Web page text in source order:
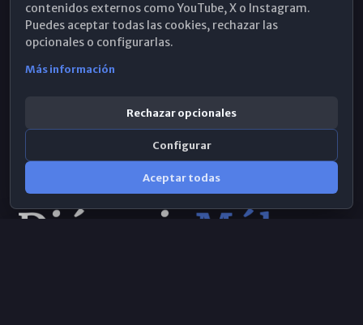
WhatsApp
contenidos externos como YouTube, X o Instagram.
Puedes aceptar todas las cookies, rechazar las
opcionales o configurarlas.
Más información
Rechazar opcionales
Configurar
Aceptar todas